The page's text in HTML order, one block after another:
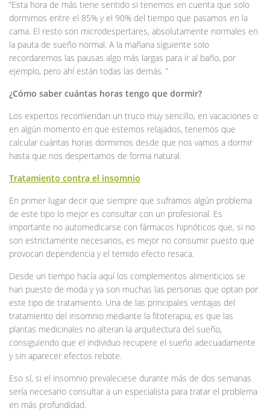
‘’Esta hora de más tiene sentido si tenemos en cuenta que solo
dormimos entre el 85% y el 90% del tiempo que pasamos en la
cama. El resto son microdespertares, absolutamente normales en
la pauta de sueño normal. A la mañana siguiente solo
recordaremos las pausas algo más largas para ir al baño, por
ejemplo, pero ahí están todas las demás. ’’
¿Cómo saber cuántas horas tengo que dormir?
Los expertos recomiendan un truco muy sencillo, en vacaciones o
en algún momento en que estemos relajados, tenemos que
calcular cuántas horas dormimos desde que nos vamos a dormir
hasta que nos despertamos de forma natural.
Tratamiento contra el insomnio
En primer lugar decir que siempre que suframos algún problema
de este tipo lo mejor es consultar con un profesional. Es
importante no automedicarse con fármacos hipnóticos que, si no
son estrictamente necesarios, es mejor no consumir puesto que
provocan dependencia y el temido efecto resaca.
Desde un tiempo hacía aquí los complementos alimenticios se
han puesto de moda y ya son muchas las personas que optan por
este tipo de tratamiento. Una de las principales ventajas del
tratamiento del insomnio mediante la fitoterapia, es que las
plantas medicinales no alteran la arquitectura del sueño,
consiguiendo que el individuo recupere el sueño adecuadamente
y sin aparecer efectos rebote.
Eso sí, si el insomnio prevaleciese durante más de dos semanas
sería necesario consultar a un especialista para tratar el problema
en más profundidad.